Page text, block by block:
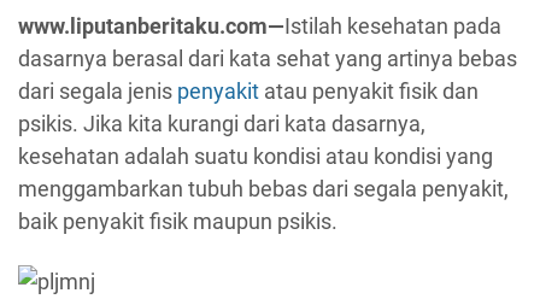
www.liputanberitaku.com—Istilah kesehatan pada
dasarnya berasal dari kata sehat yang artinya bebas
dari segala jenis penyakit atau penyakit fisik dan
psikis. Jika kita kurangi dari kata dasarnya,
kesehatan adalah suatu kondisi atau kondisi yang
menggambarkan tubuh bebas dari segala penyakit,
baik penyakit fisik maupun psikis.